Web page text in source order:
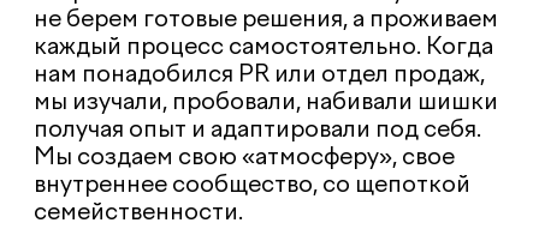
Были ли случаи, когда скептически
настроенный клиент становился вашим
фанатом?
Кристина: Да, самый яркий пример —
один из наших технологических гигантов
(NDA). Мы начали работать с ними в 2022
году по веб-лендингам для направлений
музыки и кино, чтобы выйти на быстрые
темпы реализации в крайне сжатые
сроки работы. Мы пересобрали команду